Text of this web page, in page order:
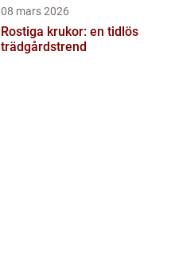
08 mars 2026
Rostiga krukor: en tidlös
trädgårdstrend